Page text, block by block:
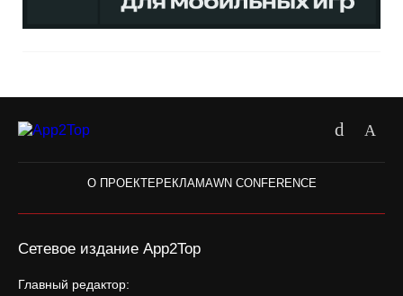
О ПРОЕКТЕРЕКЛАМАWN CONFERENCE
Сетевое издание App2Top
Главный редактор: